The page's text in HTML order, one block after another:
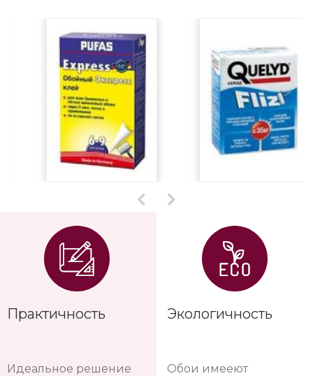
Практичность
Идеальное решение
Экологичность
Обои имееют